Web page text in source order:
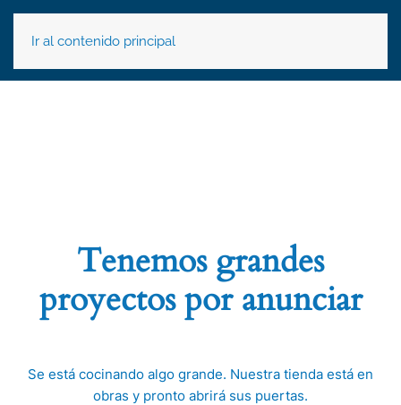
Ir al contenido principal
Tenemos grandes
proyectos por anunciar
Se está cocinando algo grande. Nuestra tienda está en
obras y pronto abrirá sus puertas.